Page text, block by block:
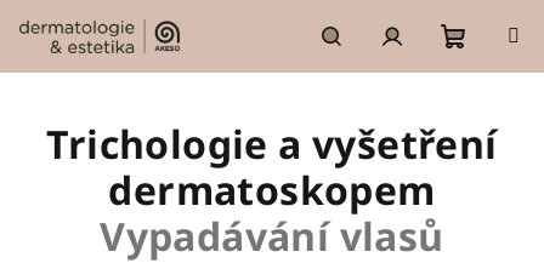
HledatPřihlášeníNákupní
košík
Trichologie a vyšetření
dermatoskopem
Vypadávání vlasů